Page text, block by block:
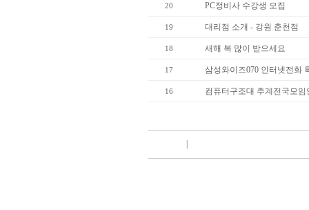
20 PC정비사 수강생 모집
19 대리점 소개 - 강원 춘천점
18 새해 복 많이 받으세요
17 삼성와이즈070 인터넷전화
16 컴퓨터구조대 추계전국모임